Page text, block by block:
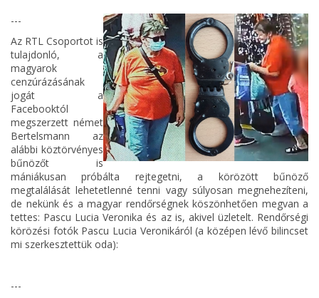
---
Az RTL Csoportot is
tulajdonló, a
magyarok
cenzúrázásának
jogát a
Facebooktól
megszerzett német
Bertelsmann az
alábbi köztörvényes
bűnözőt is
mániákusan próbálta rejtegetni, a körözött bűnöző
megtalálását lehetetlenné tenni vagy súlyosan megnehezíteni,
de nekünk és a magyar rendőrségnek köszönhetően megvan a
tettes: Pascu Lucia Veronika és az is, akivel üzletelt. Rendőrségi
körözési fotók Pascu Lucia Veronikáról (a középen lévő bilincset
mi szerkesztettük oda):
---